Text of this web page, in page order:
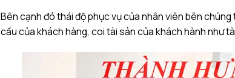
Bên cạnh đó thái độ phục vụ của nhân viên bên
cầu của khách hàng, coi tài sản của khách hành như